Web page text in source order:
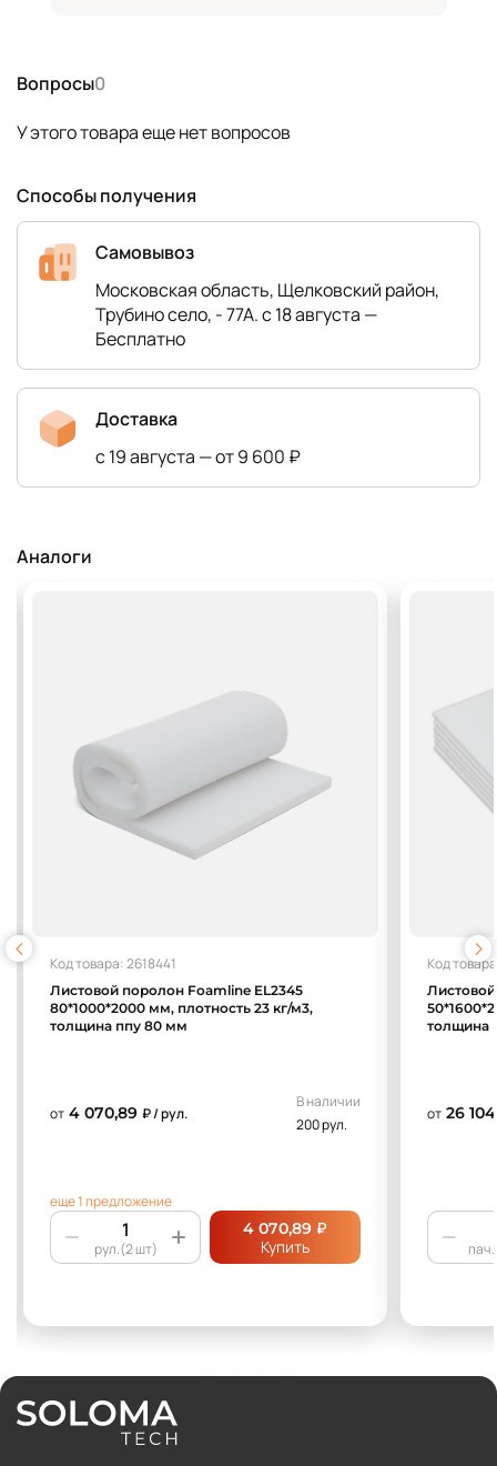
Вопросы0
У этого товара еще нет вопросов
Способы получения
Самовывоз
Московская область, Щелковский район,
Трубино село, - 77А. с 18 августа —
Бесплатно
Доставка
с 19 августа — от 9 600 ₽
Аналоги
Код товара: 2618441
Листовой поролон Foamline EL2345
80*1000*2000 мм, плотность 23 кг/м3,
толщина ппу 80 мм
от 4 070,89 ₽ / рул.
В наличии
200 рул.
еще 1 предложение
рул.(2 шт)
4 070,89 ₽
Купить
Код
толщина
от 26